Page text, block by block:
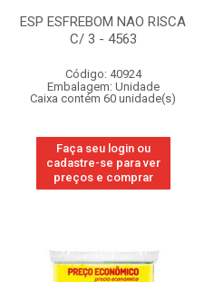
ESP ESFREBOM NAO RISCA
C/ 3 - 4563
Código: 40924
Embalagem: Unidade
Caixa contém 60 unidade(s)
Faça seu login ou
cadastre-se para ver
preços e comprar